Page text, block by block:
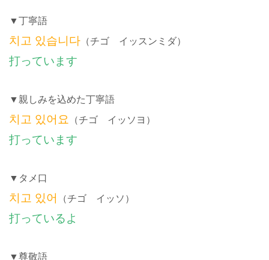
▼丁寧語
치고 있습니다 （チゴ イッスンミダ）
打っています
▼親しみを込めた丁寧語
치고 있어요 （チゴ イッソヨ）
打っています
▼タメ口
치고 있어 （チゴ イッソ）
打っているよ
▼尊敬語